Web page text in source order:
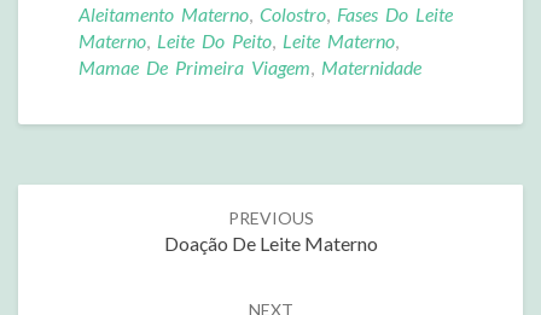
Aleitamento Materno, Colostro, Fases Do Leite
Materno, Leite Do Peito, Leite Materno,
Mamae De Primeira Viagem, Maternidade
PREVIOUS
Doação De Leite Materno
NEXT